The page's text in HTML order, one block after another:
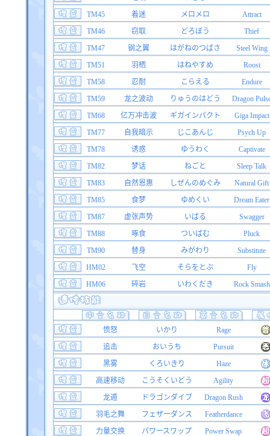
TM45
着迷 メロメロ
Attract
TM46
窃取 どろぼう
Thief
TM47
钢之翼 はがねのつばさ
Steel Wing
TM51
羽栖 はねやすめ
Roost
TM58
忍耐 こらえる
Endure
TM59
龙之波动 りゅうのはどう
Dragon
TM68
亿万冲击波 ギガインパクト
Giga Impact
TM77
自我暗示 じこあんじ
Psych Up
TM78
诱惑 ゆうわく
Captivate
TM82
梦话 ねごと
Sleep Talk
TM83
自然恩惠 しぜんのめぐみ
Natural Gift
TM85
食梦 ゆめくい
Dream Eater
TM87
虚张声势 いばる
Swagger
TM88
啄食 ついばむ
Pluck
TM90
替身 みがわり
Substitute
HM02
飞空 そらをとぶ
Fly
HM06
碎岩 いわくだき Rock Smash
愤怒 いかり
Rage
追击
おいうち
Pursuit
黑雾
くろいきり
Haze
高速移动
こうそくいどう
Agility
龙遁
ドラゴンダイブ
Dragon Rush
羽毛之舞
フェザーダンス
Featherdance
力量交换
パワースワップ Power Swap